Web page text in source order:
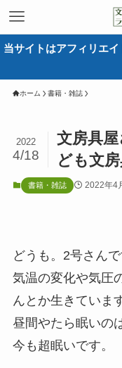
当サイトはアフィリエ
ホーム 書籍・雑誌
文房具
ども文房
2022
4/18
書籍・雑誌 2022年4
どうも。2号さんで
気温の変化や気圧
んとか生きていま
昼間やたら眠いの
今も超眠いです。